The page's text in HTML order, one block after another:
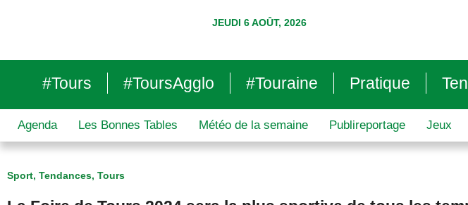
JEUDI 6 AOÛT, 2026
#Tours #ToursAgglo #Touraine Pratique
Agenda Les Bonnes Tables Météo de la semaine Publireportage Jeux
Sport, Tendances, Tours